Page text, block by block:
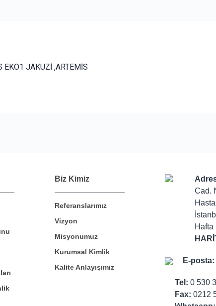
EKO1 JAKUZİ ,ARTEMİS
Bu ürüne ilk yorumu siz yapın!
Yorum Yaz
Biz Kimiz
Referanslarımız
Vizyon
Misyonumuz
Kurumsal Kimlik
Kalite Anlayışımız
Cad.
Hafta
E-posta:
Tel: 0 530
Fax: 0212